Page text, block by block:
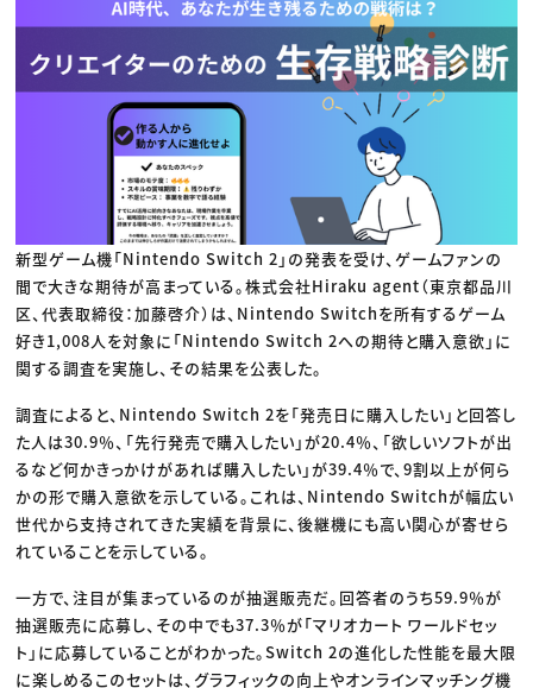
CREATIVE VILLAGEからのお知らせ
プロフェッショナル×つながる×メディア
新型ゲーム機「Nintendo Switch 2」の発表を受け、ゲームファンの
間で大きな期待が高まっている。株式会社Hiraku agent（東京都品川
区、代表取締役：加藤啓介）は、Nintendo Switchを所有するゲーム
好き1,008人を対象に「Nintendo Switch 2への期待と購入意欲」に
関する調査を実施し、その結果を公表した。
調査によると、Nintendo Switch 2を「発売日に購入したい」と回答し
た人は30.9％、「先行発売で購入したい」が20.4％、「欲しいソフトが出
るなど何かきっかけがあれば購入したい」が39.4％で、9割以上が何ら
かの形で購入意欲を示している。これは、Nintendo Switchが幅広い
世代から支持されてきた実績を背景に、後継機にも高い関心が寄せら
れていることを示している。
一方で、注目が集まっているのが抽選販売だ。回答者のうち59.9％が
抽選販売に応募し、その中でも37.3％が「マリオカート ワールドセッ
ト」に応募していることがわかった。Switch 2の進化した性能を最大限
に楽しめるこのセットは、グラフィックの向上やオンラインマッチング機